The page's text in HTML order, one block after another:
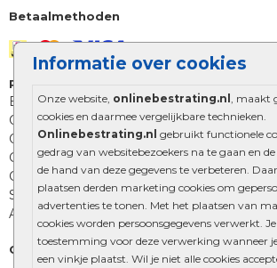
Informatie over cookies
Onze website, onlinebestrating.nl , maakt
cookies en daarmee vergelijkbare technieken.
Onlinebestrating.nl gebruikt functionele
gedrag van websitebezoekers na te gaan en
de hand van deze gegevens te verbeteren.
plaatsen derden marketing cookies om
advertenties te tonen. Met het plaatsen van
cookies worden persoonsgegevens verwerkt.
toestemming voor deze verwerking wanneer
een vinkje plaatst. Wil je niet alle cookies
Betaalmethoden
Populaire merken
Excluton
Oprey
Onlinebestrating.nl
Gardenlux
Claessen Stone + Garden
Stone Base
Alle merken
Onze partners